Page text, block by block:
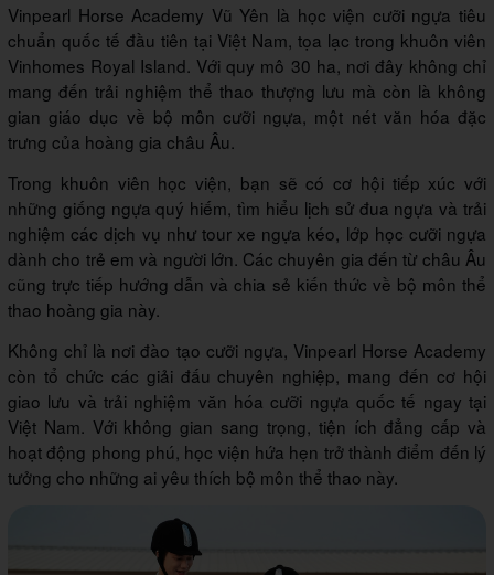
Vinpearl Horse Academy Vũ Yên là học viện cưỡi ngựa tiêu
chuẩn quốc tế đầu tiên tại Việt Nam, tọa lạc trong khuôn viên
Vinhomes Royal Island. Với quy mô 30 ha, nơi đây không chỉ
mang đến trải nghiệm thể thao thượng lưu mà còn là không
gian giáo dục về bộ môn cưỡi ngựa, một nét văn hóa đặc
trưng của hoàng gia châu Âu.
Trong khuôn viên học viện, bạn sẽ có cơ hội tiếp xúc với
những giống ngựa quý hiếm, tìm hiểu lịch sử đua ngựa và trải
nghiệm các dịch vụ như tour xe ngựa kéo, lớp học cưỡi ngựa
dành cho trẻ em và người lớn. Các chuyên gia đến từ châu Âu
cũng trực tiếp hướng dẫn và chia sẻ kiến thức về bộ môn thể
thao hoàng gia này.
Không chỉ là nơi đào tạo cưỡi ngựa, Vinpearl Horse Academy
còn tổ chức các giải đấu chuyên nghiệp, mang đến cơ hội
giao lưu và trải nghiệm văn hóa cưỡi ngựa quốc tế ngay tại
Việt Nam. Với không gian sang trọng, tiện ích đẳng cấp và
hoạt động phong phú, học viện hứa hẹn trở thành điểm đến lý
tưởng cho những ai yêu thích bộ môn thể thao này.